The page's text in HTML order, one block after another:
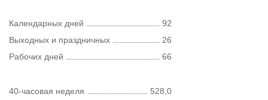
Календарных дней
92
Выходных и праздничных
26
Рабочих дней
66
40-часовая неделя 528,0